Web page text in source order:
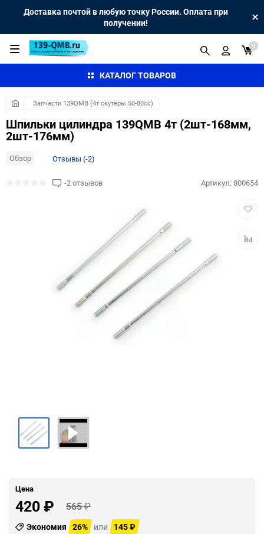
Доставка почтой в любую точку России. Оплата при
получении!
КАТАЛОГ ТОВАРОВ
0
Запчасти 139QMB (4т скутеры 50-80сс)
Шпильки цилиндра 139QMB 4т (2шт-168мм,
2шт-176мм)
Обзор Отзывы (-2)
Артикул:800654
-2 отзывов
Цена
420₽ 565₽
Экономия 26% или 145₽